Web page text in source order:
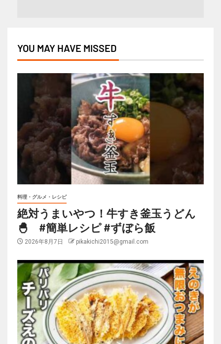
YOU MAY HAVE MISSED
料理・グルメ・レシピ
絶対うまいやつ！牛すき釜玉うどん
🐣 #簡単レシピ #ずぼら飯
2026年8月7日 pikakichi2015@gmail.com